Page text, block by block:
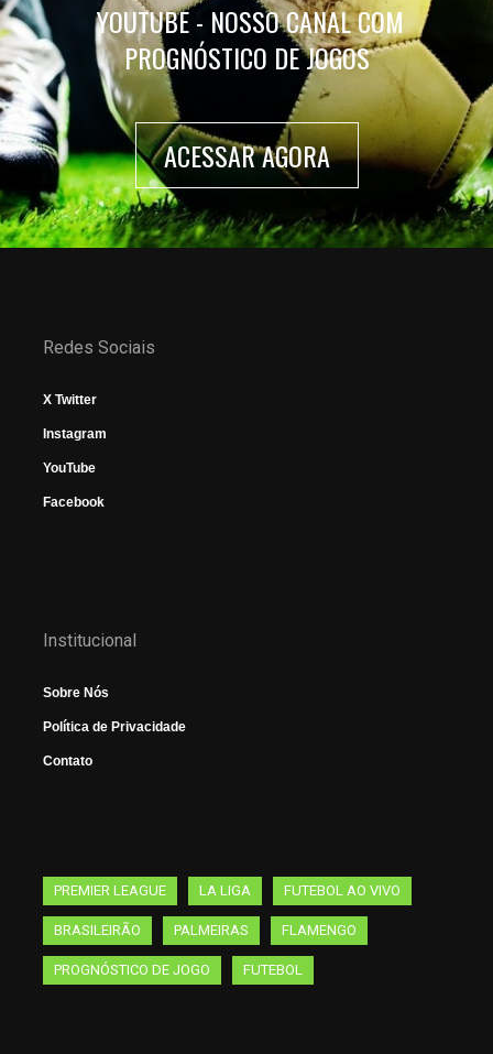
YOUTUBE - NOSSO CANAL COM
PROGNÓSTICO DE JOGOS
ACESSAR AGORA
Redes Sociais
X Twitter
Instagram
YouTube
Facebook
Institucional
Sobre Nós
Política de Privacidade
Contato
PREMIER LEAGUE LA LIGA FUTEBOL AO VIVO
BRASILEIRÃO PALMEIRAS FLAMENGO
PROGNÓSTICO DE JOGO FUTEBOL